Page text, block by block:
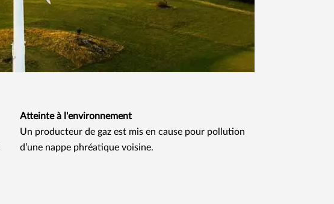
Atteinte à l'environnement
Un producteur de gaz est mis en cause pour pollution
d’une nappe phréatique voisine.